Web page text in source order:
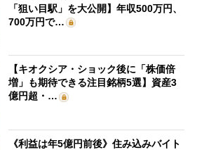
「狙い目駅」を大公開】年収500万円、
700万円で…
【キオクシア・ショック後に「株価倍
増」も期待できる注目銘柄5選】資産3
億円超・…
《利益は年5億円前後》住み込みバイト